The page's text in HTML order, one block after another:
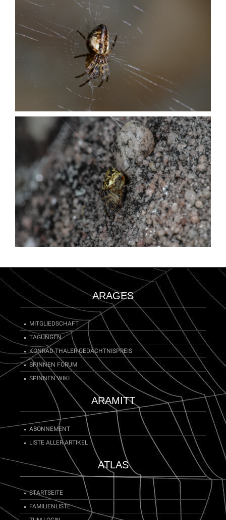
ARAGES
MITGLIEDSCHAFT
TAGUNGEN
KONRAD-THALER-GEDÄCHTNISPREIS
SPINNEN FORUM
SPINNEN WIKI
ARAMITT
ABONNEMENT
LISTE ALLER ARTIKEL
ATLAS
STARTSEITE
FAMILIENLISTE